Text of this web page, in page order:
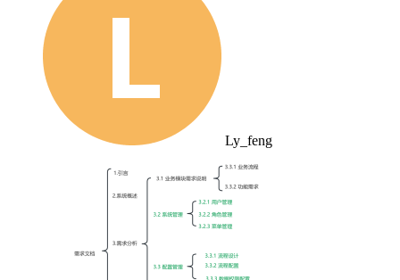
Ly_feng